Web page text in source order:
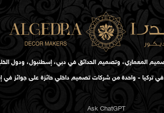
المعماري، وتصميم الحدائق في دبي، إسطنبول، ودول
تركيا - واحدة من شركات تصميم داخلي حائزة على جوائز في
Ask ChatGPT